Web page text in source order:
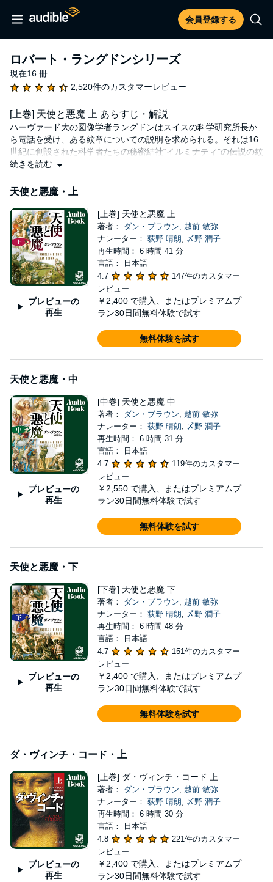
会員登録する
ロバート・ラングドンシリーズ
現在16 冊
2,520件のカスタマーレビュー
[上巻] 天使と悪魔 上 あらすじ・解説
ハーヴァード大の図像学者ラングドンはスイスの科学研究所長か
ら電話を受け、ある紋章についての説明を求められる。それは16
世紀に創設された科学者たちの秘密結社“イルミナティ”の伝説の紋
章だった。紋章は男の死体の胸に焼き印として押されていたのだ
功した科学者だった。反物質はすでに殺人者に盗まれ、密かにヴ
(C) 2000 Dan Brown (C) 2000 Toshiya Echizen
続きを読む
天使と悪魔・上
プレビューの
再生
[上巻] 天使と悪魔 上
著者： ダン・ブラウン, 越前 敏弥
ナレーター： 荻野 晴朗, 〆野 潤子
再生時間： 6 時間 41 分
言語： 日本語
4.7
147件のカスタマー
レビュー
￥2,400 で購入、またはプレミアムプ
ラン30日間無料体験で試す
無料体験を試す
天使と悪魔・中
プレビューの
再生
[中巻] 天使と悪魔 中
著者： ダン・ブラウン, 越前 敏弥
ナレーター： 荻野 晴朗, 〆野 潤子
再生時間： 6 時間 31 分
言語： 日本語
4.7
119件のカスタマー
レビュー
￥2,550 で購入、またはプレミアムプ
ラン30日間無料体験で試す
無料体験を試す
天使と悪魔・下
プレビューの
再生
[下巻] 天使と悪魔 下
著者： ダン・ブラウン, 越前 敏弥
ナレーター： 荻野 晴朗, 〆野 潤子
再生時間： 6 時間 48 分
言語： 日本語
4.7
151件のカスタマー
レビュー
￥2,400 で購入、またはプレミアムプ
ラン30日間無料体験で試す
無料体験を試す
ダ・ヴィンチ・コード・上
プレビューの
再生
[上巻] ダ・ヴィンチ・コード 上
著者： ダン・ブラウン, 越前 敏弥
ナレーター： 荻野 晴朗, 〆野 潤子
再生時間： 6 時間 30 分
言語： 日本語
4.8
221件のカスタマー
レビュー
￥2,400 で購入、またはプレミアムプ
ラン30日間無料体験で試す